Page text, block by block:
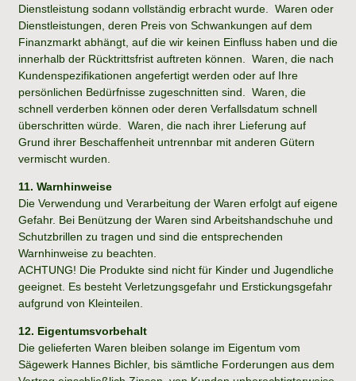
Dienstleistung sodann vollständig erbracht wurde. Waren oder
Dienstleistungen, deren Preis von Schwankungen auf dem
Finanzmarkt abhängt, auf die wir keinen Einfluss haben und die
innerhalb der Rücktrittsfrist auftreten können. Waren, die nach
Kundenspezifikationen angefertigt werden oder auf Ihre
persönlichen Bedürfnisse zugeschnitten sind. Waren, die
schnell verderben können oder deren Verfallsdatum schnell
überschritten würde. Waren, die nach ihrer Lieferung auf
Grund ihrer Beschaffenheit untrennbar mit anderen Gütern
vermischt wurden.
11. Warnhinweise
Die Verwendung und Verarbeitung der Waren erfolgt auf eigene
Gefahr. Bei Benützung der Waren sind Arbeitshandschuhe und
Schutzbrillen zu tragen und sind die entsprechenden
Warnhinweise zu beachten.
ACHTUNG! Die Produkte sind nicht für Kinder und Jugendliche
geeignet. Es besteht Verletzungsgefahr und Erstickungsgefahr
aufgrund von Kleinteilen.
12. Eigentumsvorbehalt
Die gelieferten Waren bleiben solange im Eigentum vom
Sägewerk Hannes Bichler, bis sämtliche Forderungen aus dem